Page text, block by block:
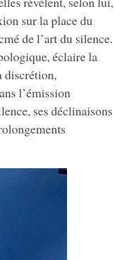
sur la place du
de l’art du silence.
éclaire la
discrétion,
l’émission
ses déclinaisons